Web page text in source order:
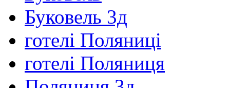
Буковель 3д
готелі Поляниці
готелі Поляниця